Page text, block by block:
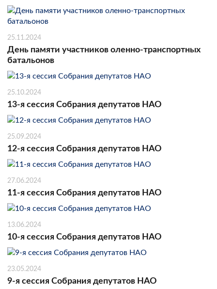
25.11.2024
День памяти участников оленно-транспортных
батальонов
25.10.2024
13-я сессия Собрания депутатов НАО
25.09.2024
12-я сессия Собрания депутатов НАО
27.06.2024
11-я сессия Собрания депутатов НАО
13.06.2024
10-я сессия Собрания депутатов НАО
23.05.2024
9-я сессия Собрания депутатов НАО